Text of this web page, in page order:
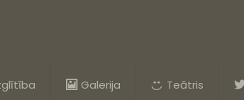
Galerija Teātris